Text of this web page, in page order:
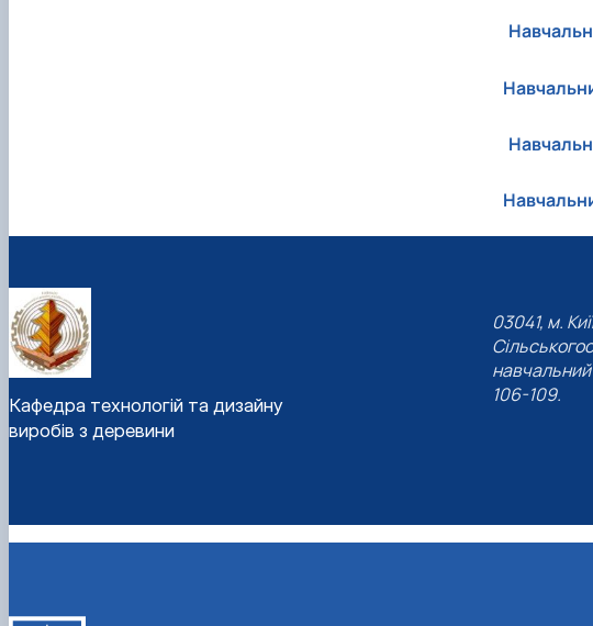
Кафедра технологій та дизайну
виробів з деревини
03041, м.
навчальний
106-109.